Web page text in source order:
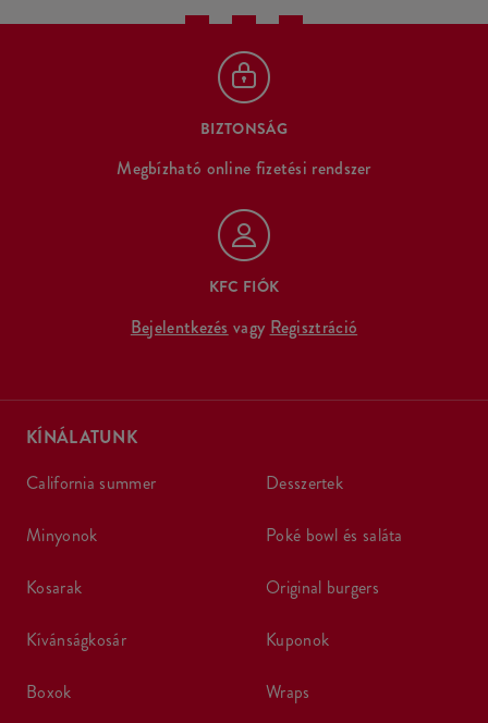
BIZTONSÁG
Megbízható online fizetési rendszer
KFC FIÓK
Bejelentkezés vagy Regisztráció
KÍNÁLATUNK
california summer
minyonok
kosarak
kívánságkosár
boxok
desszertek
poké bowl és saláta
original burgers
kuponok
wraps